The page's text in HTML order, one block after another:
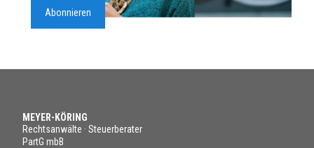
Abonnieren
MEYER-KÖRING
Rechtsanwälte · Steuerberater
PartG mbB